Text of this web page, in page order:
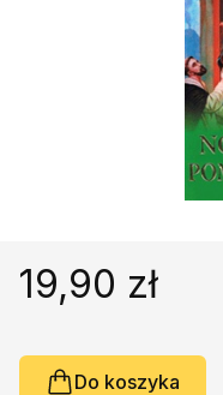
Książki obcojęzyczne
Poradniki, leksykony...
Podręczniki szkolne
Promocja
19,90 zł
Do koszyka